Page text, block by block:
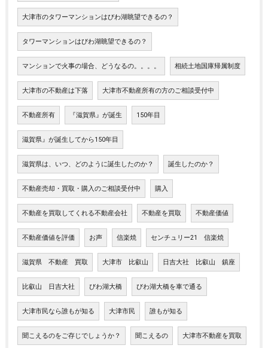
大津市のタワーマンションはびわ湖眺望できるの？
タワーマンションはびわ湖眺望できるの？
マンションで火事の場合、どうなるの。。。。 相続土地国庫帰属制度
大津市の不動産は下落 大津市不動産所有の方のご相談受付中
不動産所有 『滋賀県』が誕生 150年目
滋賀県』が誕生してから150年目
滋賀県は、いつ、どのように誕生したのか？ 誕生したのか？
不動産売却・買取・購入のご相談受付中 購入
不動産を買取してくれる不動産会社 不動産を買取 不動産価値
不動産価値を評価 お声 信楽焼 センチュリー21 信楽焼
滋賀県 不動産 買取 大津市 比叡山 日吉大社 比叡山 鎮座
比叡山 日吉大社 びわ湖大橋 びわ湖大橋を車で通る
大津市民なら誰もが知る 大津市民 誰もが知る
聞こえるのをご存じでしょうか？ 聞こえるの 大津市不動産を買取